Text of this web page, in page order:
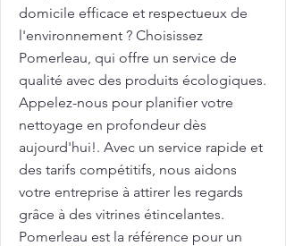
domicile efficace et respectueux de
l'environnement ? Choisissez
Pomerleau, qui offre un service de
qualité avec des produits écologiques.
Appelez-nous pour planifier votre
nettoyage en profondeur dès
aujourd'hui!. Avec un service rapide et
des tarifs compétitifs, nous aidons
votre entreprise à attirer les regards
grâce à des vitrines étincelantes.
Pomerleau est la référence pour un